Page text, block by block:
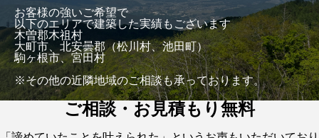
お客様の強いご希望で
以下のエリアで建築した実績もございます
木曽郡木祖村
大町市、北安曇郡（松川村、池田町）
駒ヶ根市、宮田村
※その他の近隣地域のご相談も承っております。
ご相談・お見積もり無料